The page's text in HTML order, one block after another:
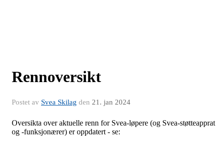
Rennoversikt
Postet av Svea Skilag den 21. jan 2024
Oversikta over aktuelle renn for Svea-løpere (og Svea-støtteapprat
og -funksjonærer) er oppdatert - se: